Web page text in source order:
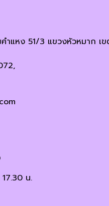
ำแหง 51/3 แขวงหัวหมาก เ
น.